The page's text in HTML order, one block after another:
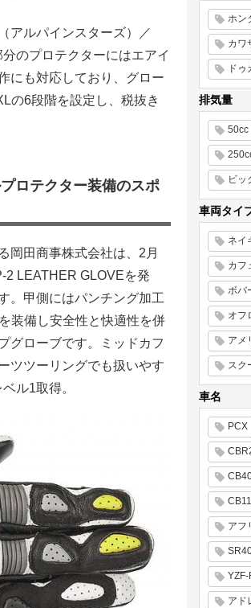
アルパインスターズ）／
のプロテクターにはエアイ
にも対応しており、グロー
の6段階を設定し、税抜き
ロテクター装備のスポ
岡田商事株式会社は、2月
2 LEATHER GLOVEを発
。甲側にはパンチング加工
装備し安全性と快適性を併
グローブです。ミッドカフ
ツツーリングでも扱いやす
ル1取得。
ホン
カワ
ドゥ
排気量
50cc
ビッ
車両タイ
ネイ
カフ
ボバ
オフ
アメ
スク
車名
PCX
アフ
YZF-
アド